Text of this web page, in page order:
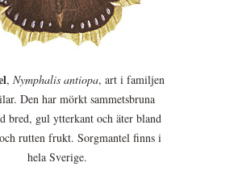
, Nymphalis antiopa, art i familjen
Den har mörkt sammetsbruna
bred, gul ytterkant och äter bland
rutten frukt. Sorgmantel finns i
hela Sverige.